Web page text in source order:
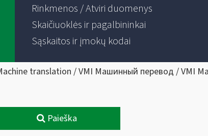
Rinkmenos / Atviri duomenys
Skaičiuoklės ir pagalbininkai
Sąskaitos ir įmokų kodai
translation / VMI Машинный перевод / VMI
Paieška